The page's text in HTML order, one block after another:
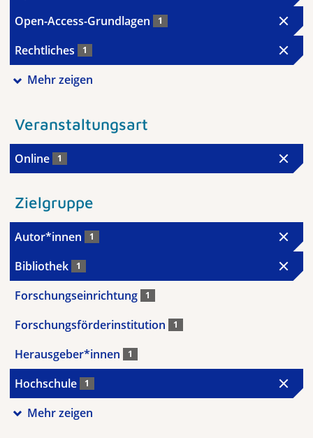
Open-Access-Grundlagen 1
Rechtliches 1
Mehr zeigen
Veranstaltungsart
Online 1
Zielgruppe
Autor*innen 1
Bibliothek 1
Forschungseinrichtung 1
Forschungsförderinstitution 1
Herausgeber*innen 1
Hochschule 1
Mehr zeigen